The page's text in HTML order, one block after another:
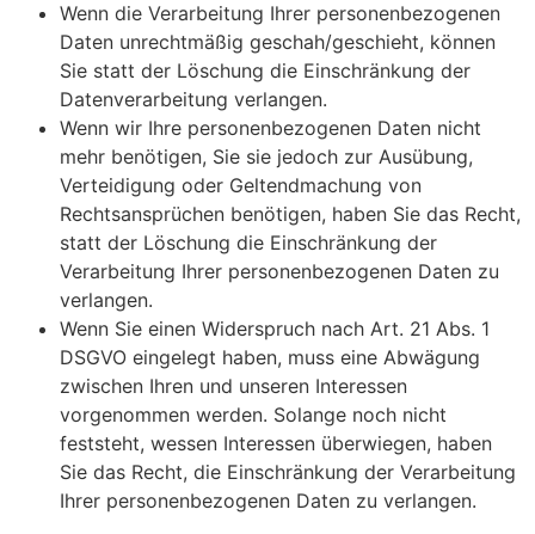
Wenn die Verarbeitung Ihrer personenbezogenen
Daten unrechtmäßig geschah/geschieht, können
Sie statt der Löschung die Einschränkung der
Datenverarbeitung verlangen.
Wenn wir Ihre personenbezogenen Daten nicht
mehr benötigen, Sie sie jedoch zur Ausübung,
Verteidigung oder Geltendmachung von
Rechtsansprüchen benötigen, haben Sie das Recht,
statt der Löschung die Einschränkung der
Verarbeitung Ihrer personenbezogenen Daten zu
verlangen.
Wenn Sie einen Widerspruch nach Art. 21 Abs. 1
DSGVO eingelegt haben, muss eine Abwägung
zwischen Ihren und unseren Interessen
vorgenommen werden. Solange noch nicht
feststeht, wessen Interessen überwiegen, haben
Sie das Recht, die Einschränkung der Verarbeitung
Ihrer personenbezogenen Daten zu verlangen.